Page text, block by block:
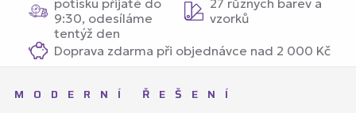
potisku přijaté do
9:30, odesíláme
tentýž den
27 různých barev a
vzorků
Doprava zdarma při objednávce nad 2 000 Kč
MODERNÍ ŘEŠENÍ